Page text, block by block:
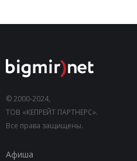
© 2000-2024,
ТОВ «КЕПРЕЙТ ПАРТНЕРС».
Все права защищены.
Афиша